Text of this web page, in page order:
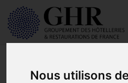
Nous utilisons
Social